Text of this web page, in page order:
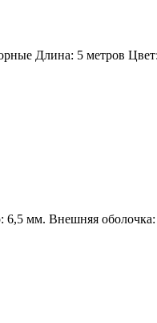
Длина: 5 метров
мм. Внешняя